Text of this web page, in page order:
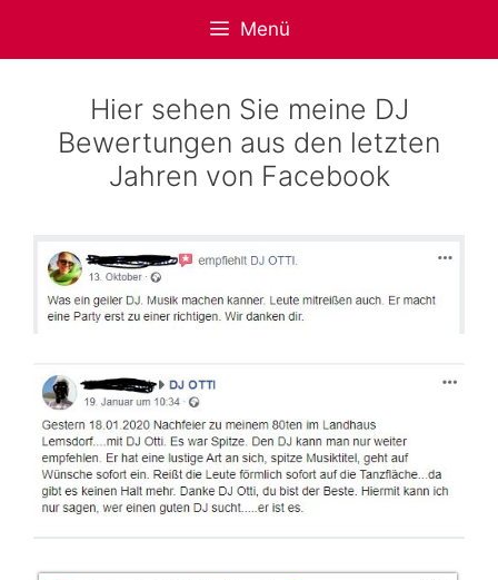
Menü
Hier sehen Sie meine DJ
Bewertungen aus den letzten
Jahren von Facebook